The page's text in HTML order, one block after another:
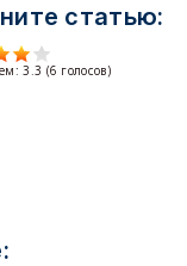
статью:
3.3 (6 голосов)